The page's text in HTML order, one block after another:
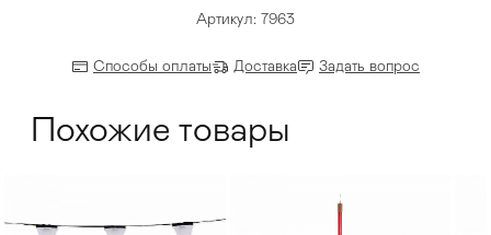
Артикул: 7963
Способы оплаты Доставка Задать вопрос
Похожие товары